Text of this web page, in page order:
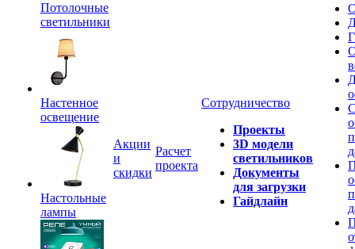
Потолочные
светильники
Настенное
освещение
Настольные
лампы
Акции
и
скидки
Расчет
проекта
Сотрудничество
Проекты
3D модели
светильников
Документы
для загрузки
Гайдлайн